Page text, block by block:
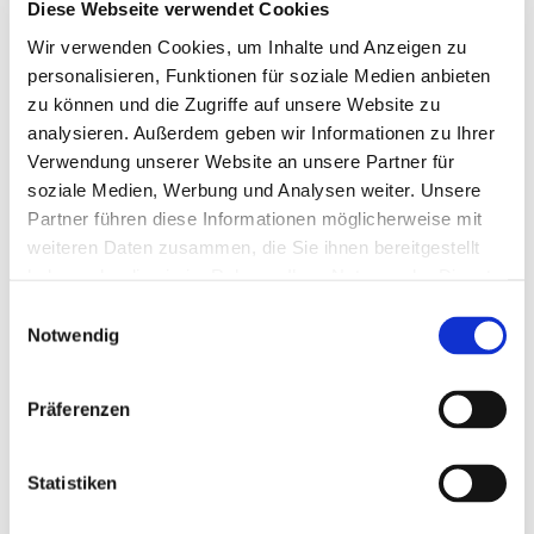
Diese Webseite verwendet Cookies
Wir verwenden Cookies, um Inhalte und Anzeigen zu
personalisieren, Funktionen für soziale Medien anbieten
zu können und die Zugriffe auf unsere Website zu
analysieren. Außerdem geben wir Informationen zu Ihrer
Verwendung unserer Website an unsere Partner für
soziale Medien, Werbung und Analysen weiter. Unsere
Partner führen diese Informationen möglicherweise mit
weiteren Daten zusammen, die Sie ihnen bereitgestellt
Notwendig
Präferenzen
Statistiken
Aufgabenbereic
he
Wir bei IPG Automotive gestalten die Zukunft der
Mobilität aktiv und nachhaltig mit. Unsere
Innovationstreiber sind dabei unsere
Produkte, unserer Lösungen und des gesamten
Unternehmens basieren auf den individuellen